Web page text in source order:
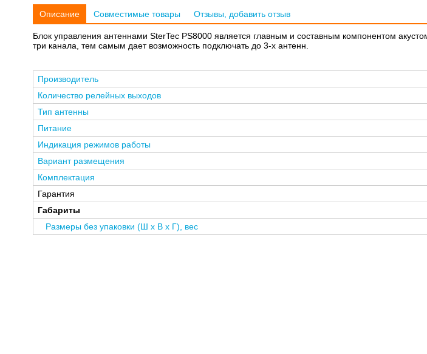
Описание Совместимые товары Отзывы, добавить отзыв
Блок управления антеннами SterTec PS8000 является главным и составным компонентом
три канала, тем самым дает возможность подключать до 3-х антенн.
Производитель
Количество релейных выходов
Тип антенны
Питание
Индикация режимов работы
Вариант размещения
Комплектация
Гарантия
Габариты
Размеры без упаковки (Ш x В x Г), вес